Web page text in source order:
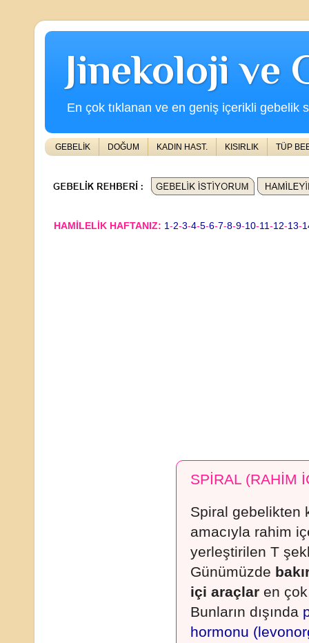
Jinekoloji ve
En çok tıklanan ve en geniş içerikli gebelik
GEBELİK DOĞUM KADIN HAST. KISIRLIK TÜP
HAMİLELİK HAFTANIZ: 1-2-3-4-5-6-7-8-9-10-11-12-13-
SPİRAL (RAHİM
Spiral gebelikten
amacıyla rahim
yerleştirilen T
Günümüzde
içi araçlar en
Bunların dışında
hormonu